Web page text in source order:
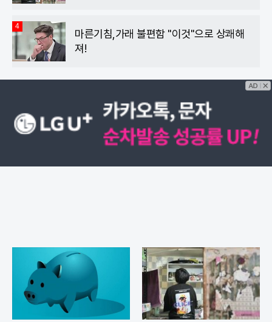
4
마른기침,가래 불편함 "이것"으로 상쾌해
져!